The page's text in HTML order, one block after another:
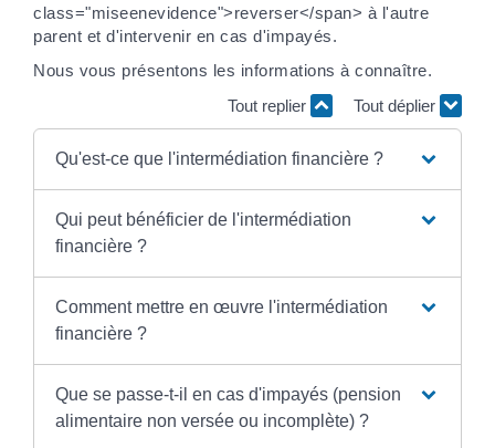
class="miseenevidence">reverser</span> à l'autre
parent et d'intervenir en cas d'impayés.
Nous vous présentons les informations à connaître.
Tout replier
Tout déplier
Qu'est-ce que l'intermédiation financière ?
Qui peut bénéficier de l'intermédiation
financière ?
Comment mettre en œuvre l'intermédiation
financière ?
Que se passe-t-il en cas d'impayés (pension
alimentaire non versée ou incomplète) ?